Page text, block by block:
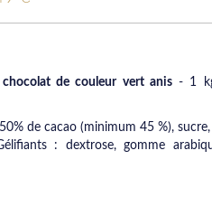
de couleur vert anis- 1 kg
de cacao (minimum 45 %),
: dextrose, gomme